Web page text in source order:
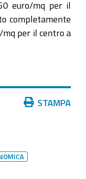
euro/mq per il
completamente
per il centro a
STAMPA